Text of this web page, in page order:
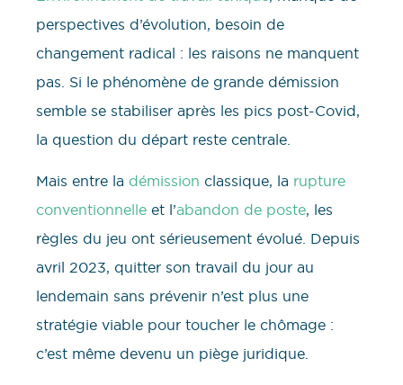
perspectives d’évolution, besoin de
changement radical : les raisons ne manquent
pas. Si le phénomène de grande démission
semble se stabiliser après les pics post-Covid,
la question du départ reste centrale.
Mais entre la démission classique, la rupture
conventionnelle et l’abandon de poste, les
règles du jeu ont sérieusement évolué. Depuis
avril 2023, quitter son travail du jour au
lendemain sans prévenir n’est plus une
stratégie viable pour toucher le chômage :
c’est même devenu un piège juridique.